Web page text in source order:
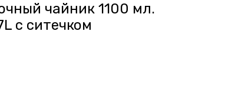
чайник 1100 мл.
с ситечком